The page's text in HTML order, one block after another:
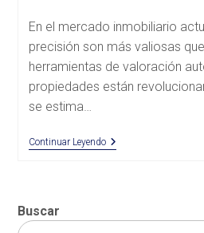
la
entrada:
entrada:
En el mercado inmobiliario
precisión son más valiosas
herramientas de valoración
propiedades están
se estima…
Continuar LeyendoValoraciones
Tasaciones
Buscar